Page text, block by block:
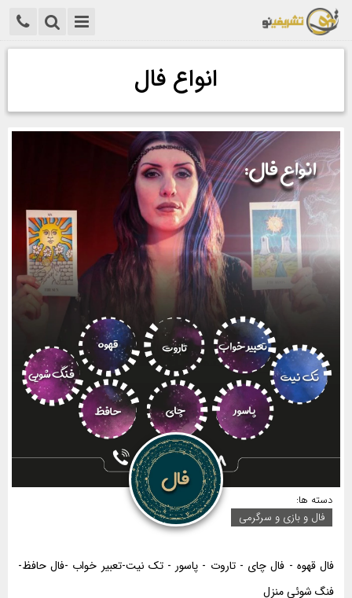
انواع فال
دسته ها:
فال و بازی و سرگرمی
فال قهوه - فال چای - تاروت - پاسور - تک نیت-تعبیر خواب -فال حافظ-
فنگ شوئی منزل